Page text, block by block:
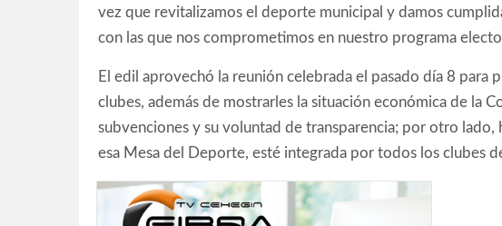
vez que revitalizamos el deporte municipal y damos
con las que nos comprometimos en nuestro programa
El edil aprovechó la reunión celebrada el pasado día 8 para
clubes, además de mostrarles la situación económica de la
subvenciones y su voluntad de transparencia; por otro lado,
esa Mesa del Deporte, esté integrada por todos los clubes